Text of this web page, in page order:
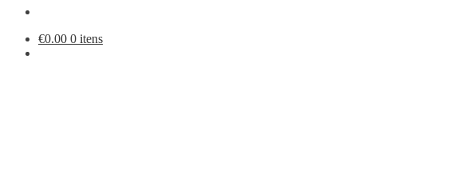
€0.00 0 itens